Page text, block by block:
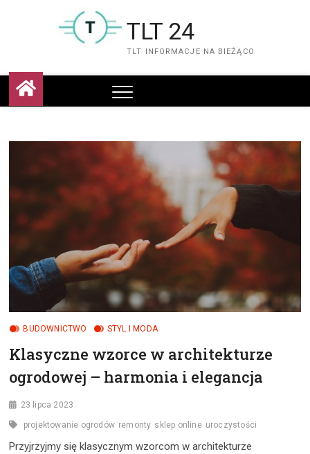
TLT 24
TLT INFORMACJE NA BIEŻĄCO
BUDOWNICTWO STYL I MODA
Klasyczne wzorce w architekturze
ogrodowej – harmonia i elegancja
23 lipca 2023
projektowanie ogrodów remonty sklep online uroczystości
Przyjrzyjmy się klasycznym wzorcom w architekturze